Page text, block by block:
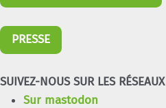
PRESSE
SUIVEZ-NOUS SUR LES
Sur mastodon